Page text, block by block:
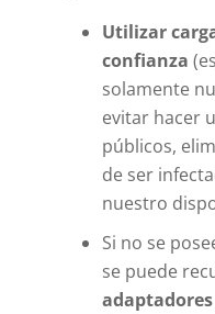
Utilizar
confianza
solamente
evitar hacer
públicos,
de ser
nuestro
Si no se
se puede